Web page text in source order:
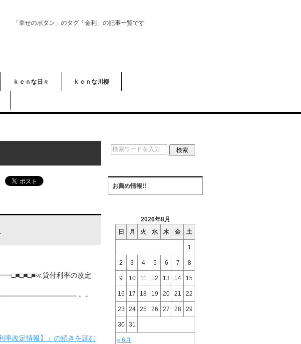
「幸せのボタン」のタグ「金利」の記事一覧です
ｋｅｎな日々 ｋｅｎな川柳
貸付利率の改定
・・
率改定情報】」の続きを読む
お薦め情報!!
2026年8月
日
月 火 水 木 金 土
« 6月
1
2 3 4 5 6 7 8
9 10 11 12 13 14 15
16 17 18 19 20 21 22
23 24 25 26 27 28 29
30 31